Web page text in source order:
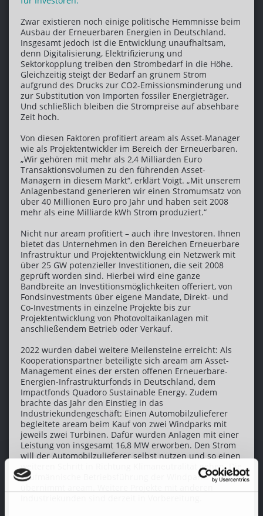
Zwar existieren noch einige politische Hemmnisse beim
Ausbau der Erneuerbaren Energien in Deutschland.
Insgesamt jedoch ist die Entwicklung unaufhaltsam,
denn Digitalisierung, Elektrifizierung und
Sektorkopplung treiben den Strombedarf in die Höhe.
Gleichzeitig steigt der Bedarf an grünem Strom
aufgrund des Drucks zur CO2-Emissionsminderung und
zur Substitution von Importen fossiler Energieträger.
Und schließlich bleiben die Strompreise auf absehbare
Zeit hoch.
Von diesen Faktoren profitiert aream als Asset-Manager
wie als Projektentwickler im Bereich der Erneuerbaren.
„Wir gehören mit mehr als 2,4 Milliarden Euro
Transaktionsvolumen zu den führenden Asset-
Managern in diesem Markt“, erklärt Voigt. „Mit unserem
Anlagenbestand generieren wir einen Stromumsatz von
über 40 Millionen Euro pro Jahr und haben seit 2008
mehr als eine Milliarde kWh Strom produziert.“
Nicht nur aream profitiert – auch ihre Investoren. Ihnen
bietet das Unternehmen in den Bereichen Erneuerbare
Infrastruktur und Projektentwicklung ein Netzwerk mit
über 25 GW potenzieller Investitionen, die seit 2008
geprüft worden sind. Hierbei wird eine ganze
Bandbreite an Investitionsmöglichkeiten offeriert, von
Fondsinvestments über eigene Mandate, Direkt- und
Co-Investments in einzelne Projekte bis zur
Projektentwicklung von Photovoltaikanlagen mit
anschließendem Betrieb oder Verkauf.
2022 wurden dabei weitere Meilensteine erreicht: Als
Kooperationspartner beteiligte sich aream am Asset-
Management eines der ersten offenen Erneuerbare-
Energien-Infrastrukturfonds in Deutschland, dem
Impactfonds Quadoro Sustainable Energy. Zudem
brachte das Jahr den Einstieg in das
Industriekundengeschäft: Einen Automobilzulieferer
begleitete aream beim Kauf von zwei Windparks mit
jeweils zwei Turbinen. Dafür wurden Anlagen mit einer
Leistung von insgesamt 16,8 MW erworben. Den Strom
will der Automobilzulieferer selbst nutzen und so einen
weiteren Schritt in Richtung Klimaneutralität gehen. Die
kaufmännische Betriebsführung der Windparks